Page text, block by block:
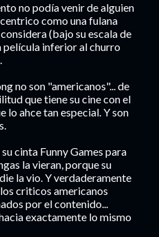
no podía venir de alguien
como una fulana
(bajo su escala de
película inferior al churro
no son "americanos"... de
que tiene su cine con el
lo ahce tan especial. Y son
cinta Funny Games para
la vieran, porque su
la vio. Y verdaderamente
criticos americanos
por el contenido...
exactamente lo mismo